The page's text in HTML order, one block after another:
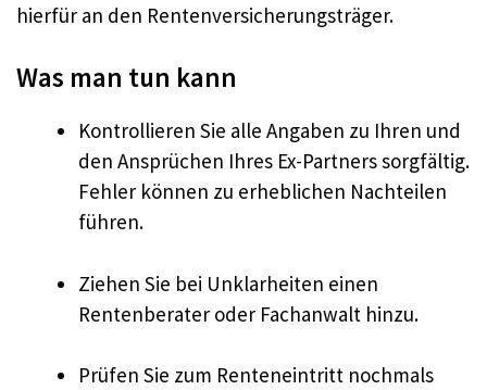
hierfür an den Rentenversicherungsträger.
Was man tun kann
Kontrollieren Sie alle Angaben zu Ihren und
den Ansprüchen Ihres Ex-Partners sorgfältig.
Fehler können zu erheblichen Nachteilen
führen.
Ziehen Sie bei Unklarheiten einen
Rentenberater oder Fachanwalt hinzu.
Prüfen Sie zum Renteneintritt nochmals